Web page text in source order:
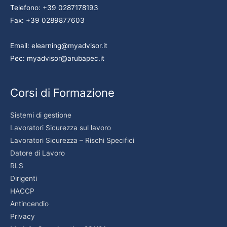
Telefono: +39 0287178193
Fax: +39 0289877603
Email: elearning@myadvisor.it
Pec: myadvisor@arubapec.it
Corsi di Formazione
Sistemi di gestione
Lavoratori Sicurezza sul lavoro
Lavoratori Sicurezza – Rischi Specifici
Datore di Lavoro
RLS
Dirigenti
HACCP
Antincendio
Privacy